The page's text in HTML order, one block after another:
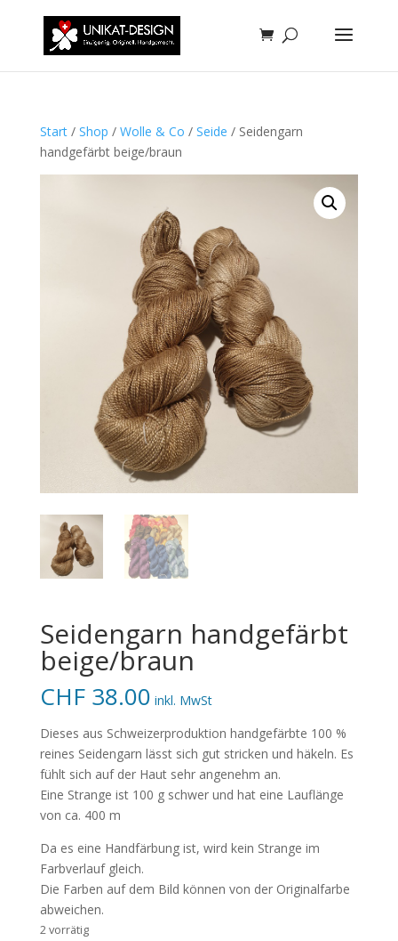
Start/ Shop / Wolle & Co / Seide / Seidengarn
handgefärbt beige/braun
Seidengarn handgefärbt
beige/braun
CHF38.00 inkl. MwSt
Dieses aus Schweizerproduktion handgefärbte 100 %
reines Seidengarn lässt sich gut stricken und häkeln. Es
fühlt sich auf der Haut sehr angenehm an.
Eine Strange ist 100 g schwer und hat eine Lauflänge
von ca. 400 m
Da es eine Handfärbung ist, wird kein Strange im
Farbverlauf gleich.
Die Farben auf dem Bild können von der Originalfarbe
abweichen.
2 vorrätig